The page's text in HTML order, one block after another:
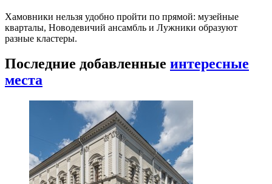
Хамовники нельзя удобно пройти по прямой: музейные
кварталы, Новодевичий ансамбль и Лужники образуют
разные кластеры.
Последние добавленные интересные
места